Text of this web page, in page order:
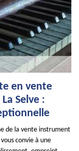
en vente
Selve :
de la vente instrument
convie à une